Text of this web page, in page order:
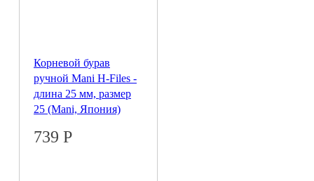
Корневой бурав
ручной Mani H-Files -
длина 25 мм, размер
25 (Mani, Япония)
739 Р